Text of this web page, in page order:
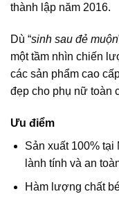
thành lập năm 2016.
Dù “sinh sau đẻ muộn
một tầm nhìn chiến
các sản phẩm cao
đẹp cho phụ nữ toàn
Ưu điểm
Sản xuất 100% tại
lành tính và an
Hàm lượng chất